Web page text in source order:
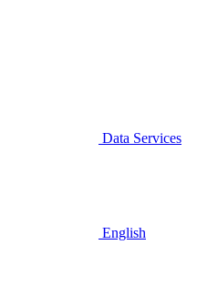
Data Services
English